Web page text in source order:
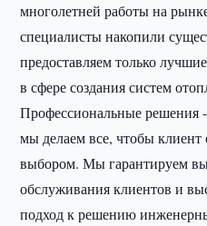
многолетней работы на
специалисты накопили
предоставляем только
в сфере создания систем
Профессиональные решения
мы делаем все, чтобы клиент
выбором. Мы гарантируем
обслуживания клиентов и
подход к решению